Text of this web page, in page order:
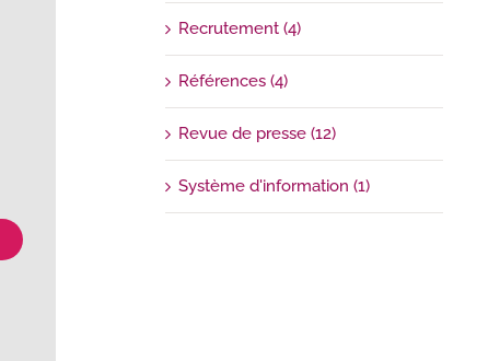
Recrutement (4)
Références (4)
Revue de presse (12)
Système d'information (1)